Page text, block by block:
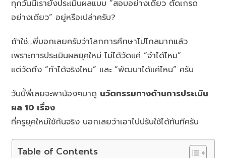
ทุกวันนี้เรายังประเมินผลแบบ “สอบอย่างเดียว ตัดเกรด
อย่างเดียว” อยู่หรือเปล่าครับ?
ถ้าใช่…พี่บอกเลยครับว่าโลกการศึกษาไปไกลมากแล้ว
เพราะการประเมินผลยุคใหม่ ไม่ได้วัดแค่ “จำได้ไหม”
แต่วัดถึง “ทำได้จริงไหม” และ “พัฒนาได้แค่ไหน” ครับ
วันนี้พี่เลยจะพาน้องๆมาดู นวัตกรรมทางด้านการประเมิน
ผล 10 เรื่อง
ที่ครูยุคใหม่ใช้กันจริง บอกเลยว่าเอาไปปรับใช้ได้ทันทีครับ
Table of Contents